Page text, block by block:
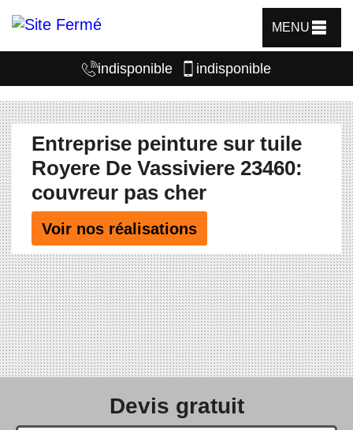
MENU
indisponible indisponible
Entreprise peinture sur tuile
Royere De Vassiviere 23460:
couvreur pas cher
Voir nos réalisations
Devis gratuit